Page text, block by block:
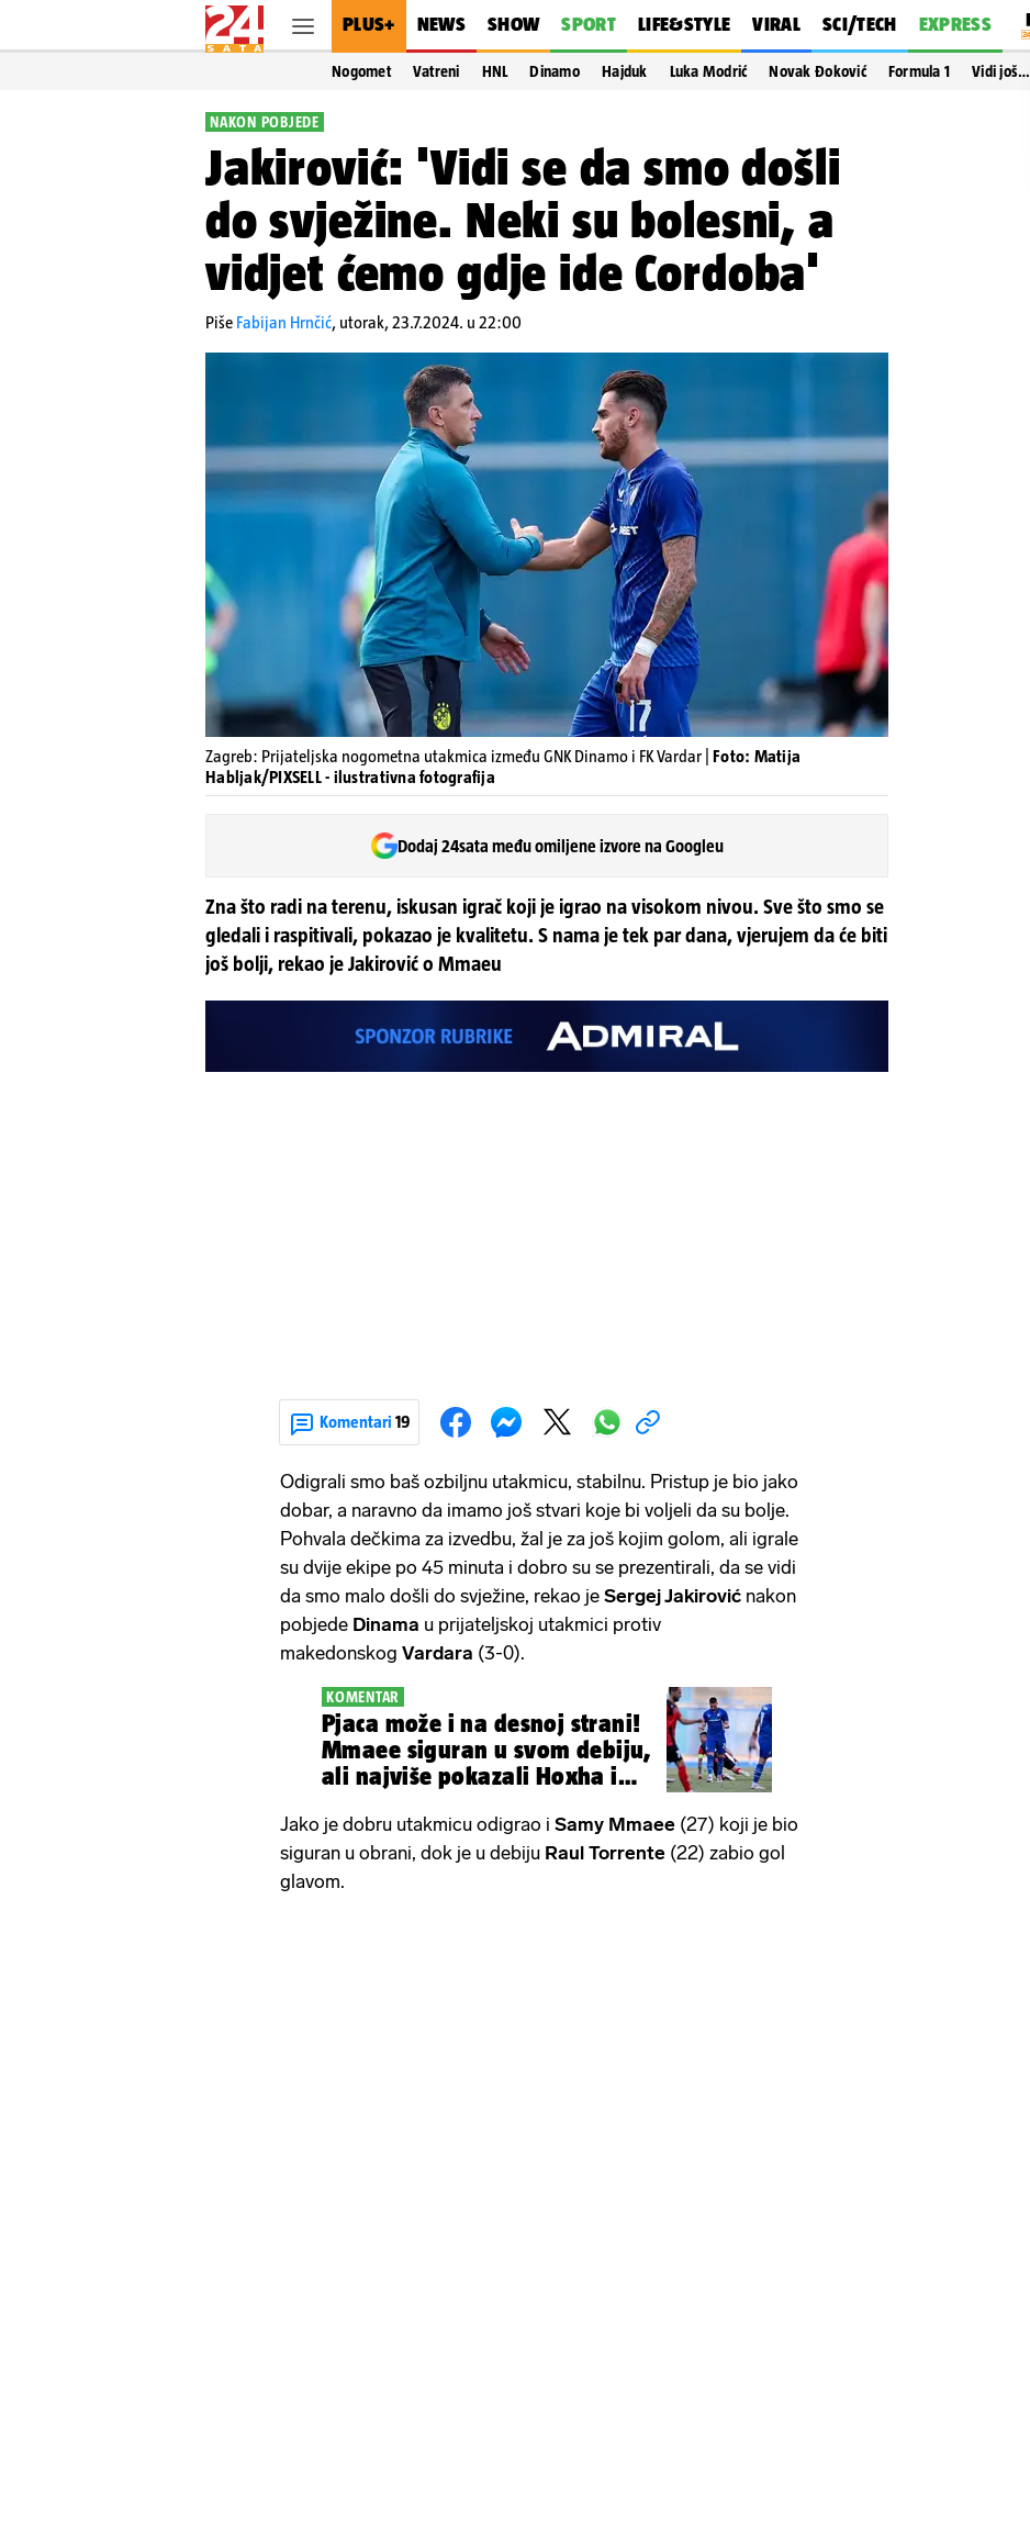
PLUS+ NEWS SHOW SPORT LIFE&STYLE VIRAL SCI/TECH EXPRESS
Nogomet Vatreni HNL Dinamo Hajduk Luka Modrić Novak Đoković Formula 1 Vidi još…
NAKON POBJEDE
Jakirović: 'Vidi se da smo došli
do svježine. Neki su bolesni, a
vidjet ćemo gdje ide Cordoba'
Piše Fabijan Hrnčić, utorak, 23.7.2024. u 22:00
Zagreb: Prijateljska nogometna utakmica između GNK Dinamo i FK Vardar | Foto: Matija
Habljak/PIXSELL - ilustrativna fotografija
Dodaj 24sata među omiljene izvore na Googleu
Zna što radi na terenu, iskusan igrač koji je igrao na visokom nivou. Sve što smo se
gledali i raspitivali, pokazao je kvalitetu. S nama je tek par dana, vjerujem da će biti
još bolji, rekao je Jakirović o Mmaeu
Komentari 19
Odigrali smo baš ozbiljnu utakmicu, stabilnu. Pristup je bio jako
dobar, a naravno da imamo još stvari koje bi voljeli da su bolje.
Pohvala dečkima za izvedbu, žal je za još kojim golom, ali igrale
su dvije ekipe po 45 minuta i dobro su se prezentirali, da se vidi
da smo malo došli do svježine, rekao je Sergej Jakirović nakon
pobjede Dinama u prijateljskoj utakmici protiv
makedonskog Vardara (3-0).
KOMENTAR
Pjaca može i na desnoj strani!
Mmaee siguran u svom debiju,
ali najviše pokazali Hoxha i
Jako je dobru utakmicu odigrao i Samy Mmaee (27) koji je bio
siguran u obrani, dok je u debiju Raul Torrente (22) zabio gol
glavom.